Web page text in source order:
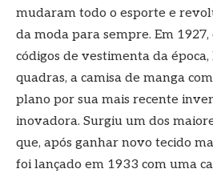
mudaram todo o esporte e
da moda para sempre. Em
códigos de vestimenta da
quadras, a camisa de manga
plano por sua mais recente
inovadora. Surgiu um dos
que, após ganhar novo tecido
foi lançado em 1933 com uma